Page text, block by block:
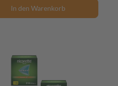
In den Warenkorb